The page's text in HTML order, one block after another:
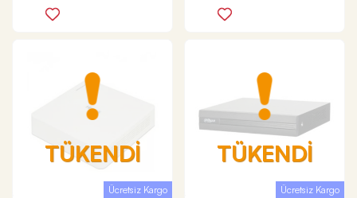
TÜKENDİ
Ücretsiz Kargo
TÜKENDİ
Ücretsiz Kargo